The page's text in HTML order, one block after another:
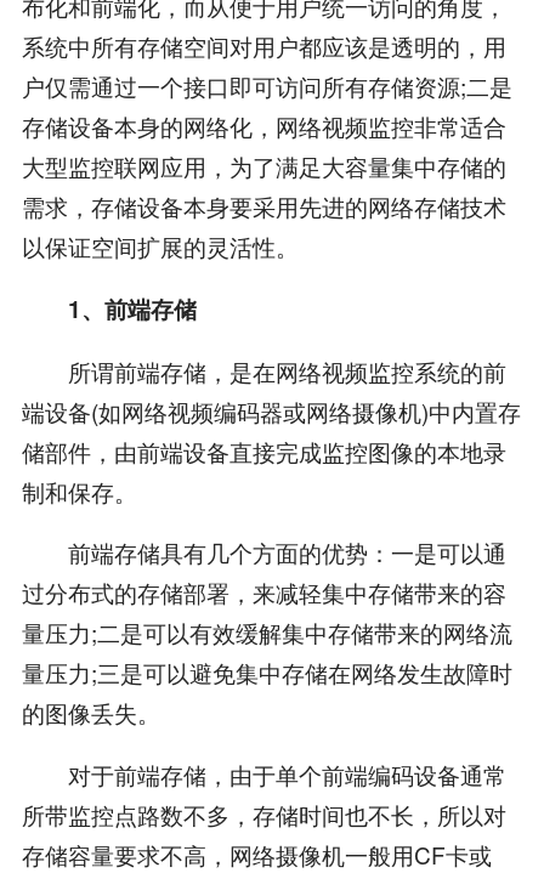
系统中所有存储空间对用户都应该是透明的，用
户仅需通过一个接口即可访问所有存储资源;二是
存储设备本身的网络化，网络视频监控非常适合
大型监控联网应用，为了满足大容量集中存储的
需求，存储设备本身要采用先进的网络存储技术
以保证空间扩展的灵活性。
1、前端存储
所谓前端存储，是在网络视频监控系统的前
端设备(如网络视频编码器或网络摄像机)中内置存
储部件，由前端设备直接完成监控图像的本地录
制和保存。
前端存储具有几个方面的优势：一是可以通
过分布式的存储部署，来减轻集中存储带来的容
量压力;二是可以有效缓解集中存储带来的网络流
量压力;三是可以避免集中存储在网络发生故障时
的图像丢失。
对于前端存储，由于单个前端编码设备通常
所带监控点路数不多，存储时间也不长，所以对
存储容量要求不高，网络摄像机一般用CF卡或